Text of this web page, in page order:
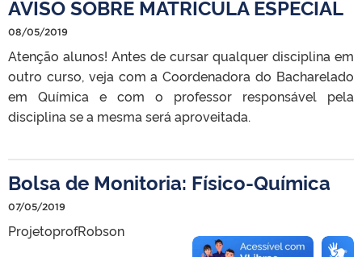
TELEFONES
AVISO SOBRE MATRÍCULA ESPECIAL
08/05/2019
Atenção alunos! Antes de cursar qualquer disciplina em
outro curso, veja com a Coordenadora do Bacharelado
em Química e com o professor responsável pela
disciplina se a mesma será aproveitada.
Bolsa de Monitoria: Físico-Química
07/05/2019
ProjetoprofRobson